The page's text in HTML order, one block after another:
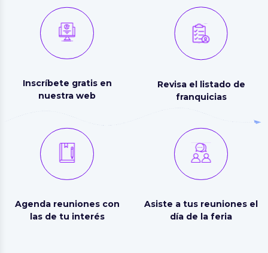
Inscríbete gratis en
nuestra web
Revisa el listado de
franquicias
Agenda reuniones con
las de tu interés
Asiste a tus reuniones el
día de la feria